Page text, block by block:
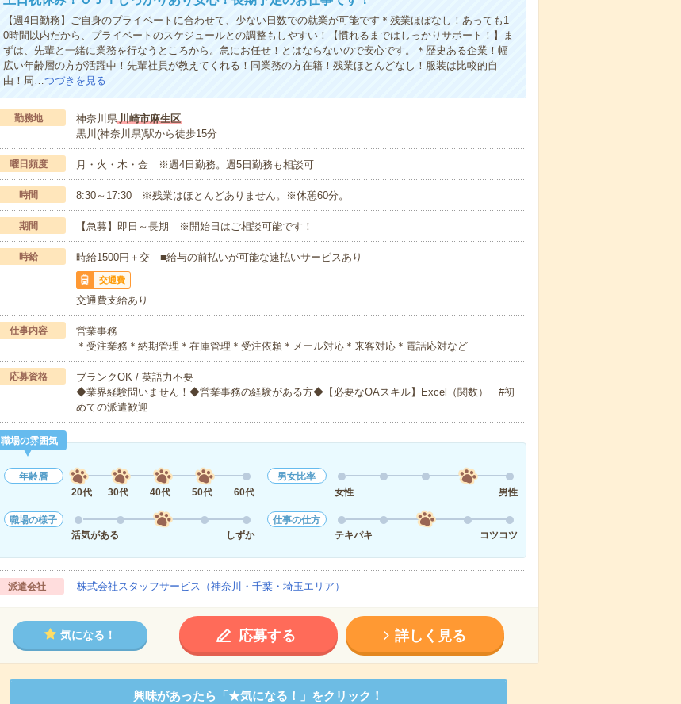
【週4日勤務】ご自身のプライベートに合わせて、少ない日数での就業が可能です＊残業ほぼなし！あっても1
0時間以内だから、プライベートのスケジュールとの調整もしやすい！【慣れるまではしっかりサポート！】ま
ずは、先輩と一緒に業務を行なうところから。急にお任せ！とはならないので安心です。＊歴史ある企業！幅
広い年齢層の方が活躍中！先輩社員が教えてくれる！同業務の方在籍！残業ほとんどなし！服装は比較的自
由！周…つづきを見る
勤務地 神奈川県川崎市麻生区
黒川(神奈川県)駅から徒歩15分
曜日頻度 月・火・木・金 ※週4日勤務。週5日勤務も相談可
時間 8:30～17:30 ※残業はほとんどありません。※休憩60分。
期間 【急募】即日～長期 ※開始日はご相談可能です！
時給 時給1500円＋交 ■給与の前払いが可能な速払いサービスあり
交通費
交通費支給あり
仕事内容
営業事務
＊受注業務＊納期管理＊在庫管理＊受注依頼＊メール対応＊来客対応＊電話応対など
応募資格
ブランクOK / 英語力不要
◆業界経験問いません！◆営業事務の経験がある方◆【必要なOAスキル】Excel（関数） #初
めての派遣歓迎
職場の雰囲気
年齢層
20代
30代 40代 50代 60代
男女比率
女性
男性
職場の様子
活気がある
しずか
仕事の仕方
テキパキ
コツコツ
派遣会社 株式会社スタッフサービス（神奈川・千葉・埼玉エリア）
気になる！ 応募する 詳しく見る
興味があったら「★気になる！」をクリック！